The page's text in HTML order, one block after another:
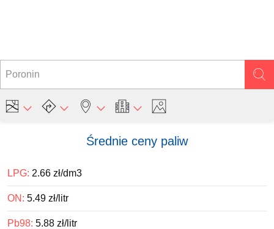
Średnie ceny paliw
LPG: 2.66 zł/dm3
ON: 5.49 zł/litr
Pb98: 5.88 zł/litr